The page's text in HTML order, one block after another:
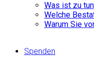
Was ist zu
Welche
Warum Sie
Spenden